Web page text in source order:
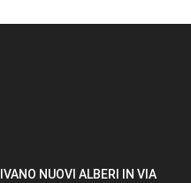
NUOVI ALBERI IN VIA